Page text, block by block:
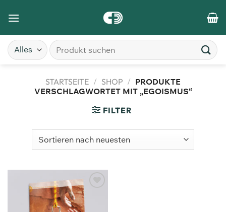
STARTSEITE / SHOP / PRODUKTE
VERSCHLAGWORTET MIT „EGOISMUS“
FILTER
Zum
Merkzettel
hinzufügen